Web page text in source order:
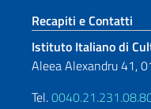
Sezione
Recapiti e Contatti
Istituto Italiano di
Aleea Alexandru 41,
Tel.